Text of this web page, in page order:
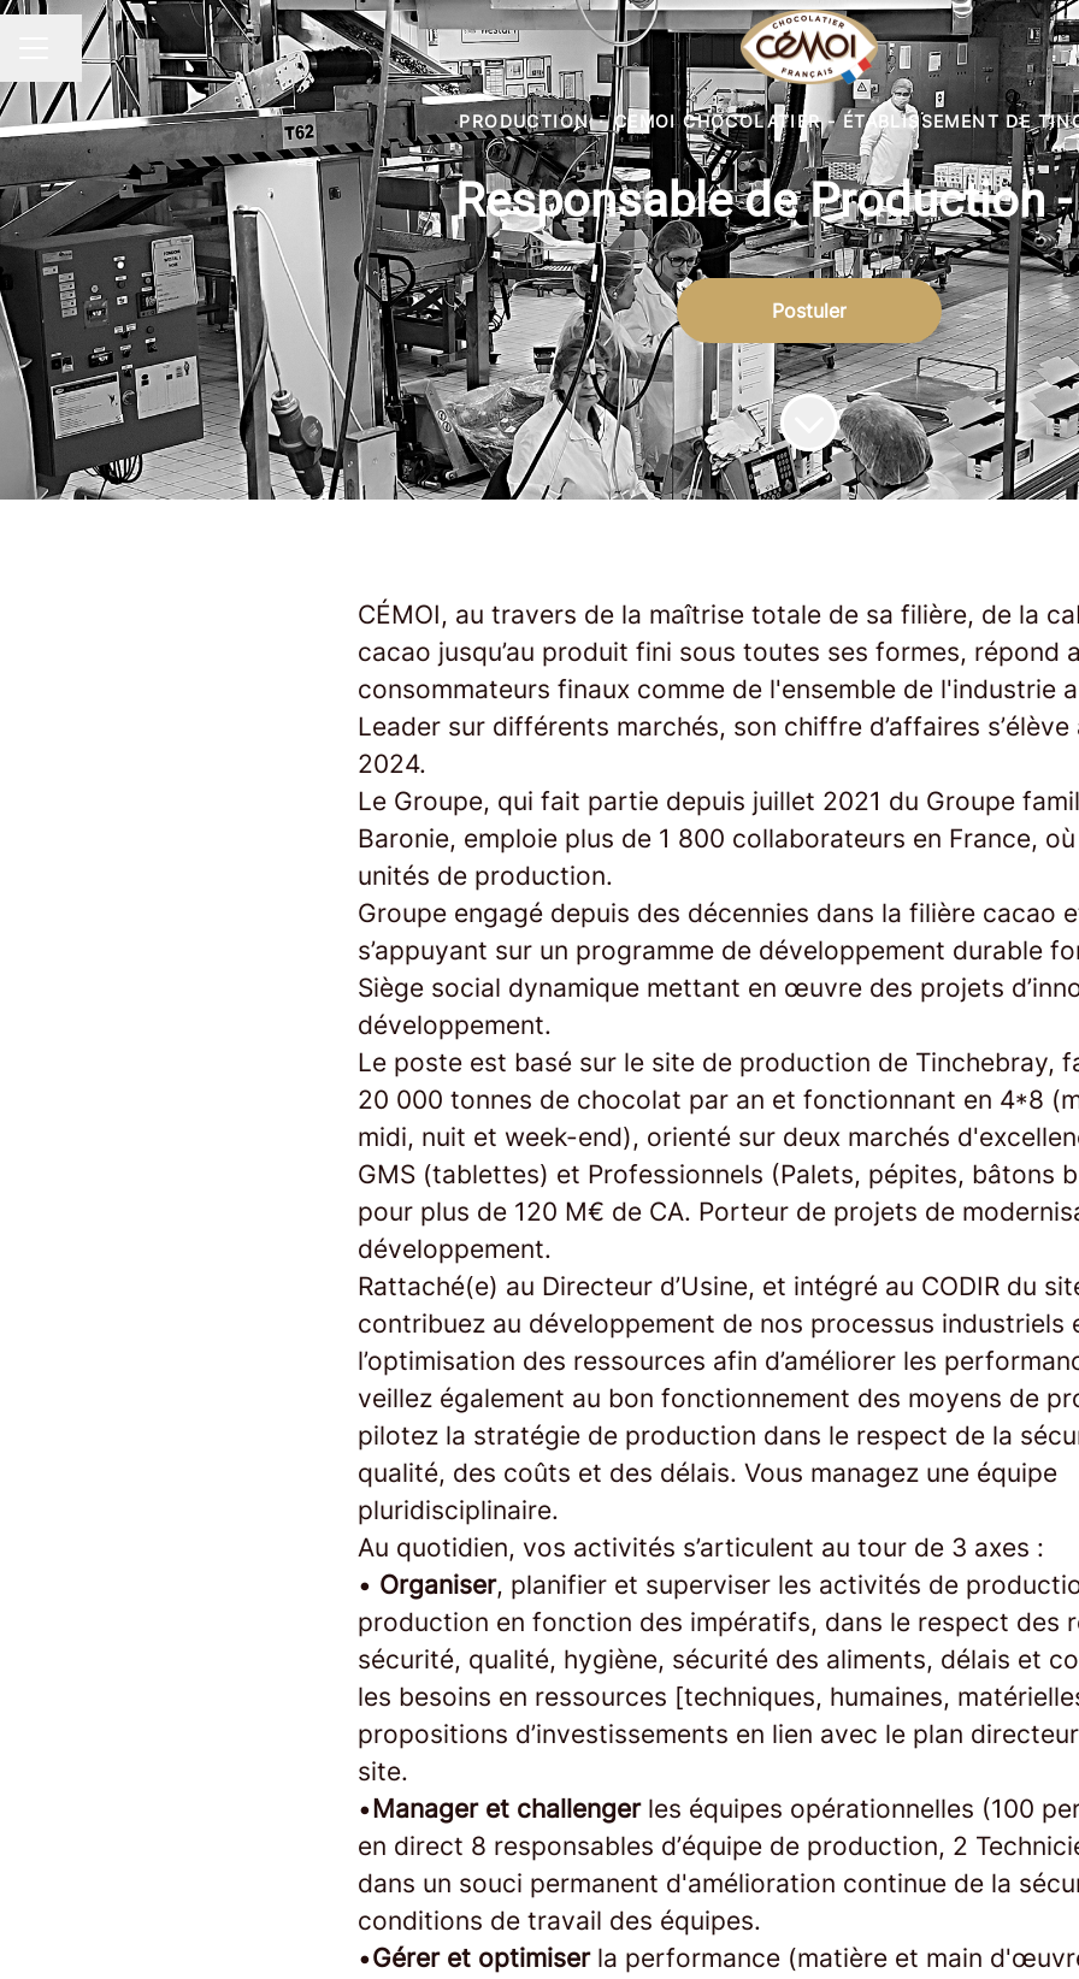
MENU CARRIÈRE
Partager la page
PRODUCTION · CEMOI CHOCOLATIER - ÉTABLISSEMENT DE
Responsable de Production
Postuler
CÉMOI, au travers de la maîtrise totale de sa filière, de la
cacao jusqu’au produit fini sous toutes ses formes, répond
consommateurs finaux comme de l'ensemble de l'industrie
Leader sur différents marchés, son chiffre d’affaires
2024.
Le Groupe, qui fait partie depuis juillet 2021 du Groupe
Baronie, emploie plus de 1 800 collaborateurs en France,
unités de production.
Groupe engagé depuis des décennies dans la filière cacao
s’appuyant sur un programme de développement durable
Siège social dynamique mettant en œuvre des projets
développement.
Le poste est basé sur le site de production de Tinchebray,
20 000 tonnes de chocolat par an et fonctionnant en 4*8
midi, nuit et week-end), orienté sur deux marchés
GMS (tablettes) et Professionnels (Palets, pépites, bâtons
pour plus de 120 M€ de CA. Porteur de projets de
développement.
Rattaché(e) au Directeur d’Usine, et intégré au CODIR du
contribuez au développement de nos processus industriels
l’optimisation des ressources afin d’améliorer les
veillez également au bon fonctionnement des moyens de
pilotez la stratégie de production dans le respect de la
qualité, des coûts et des délais. Vous managez une équipe
pluridisciplinaire.
Au quotidien, vos activités s’articulent au tour de 3 axes :
• Organiser, planifier et superviser les activités de
production en fonction des impératifs, dans le respect des
sécurité, qualité, hygiène, sécurité des aliments, délais et
les besoins en ressources [techniques, humaines,
propositions d’investissements en lien avec le plan
site.
•Manager et challengerles équipes opérationnelles (100
en direct 8 responsables d’équipe de production, 2
dans un souci permanent d'amélioration continue de la
conditions de travail des équipes.
•Gérer et optimiserla performance (matière et main